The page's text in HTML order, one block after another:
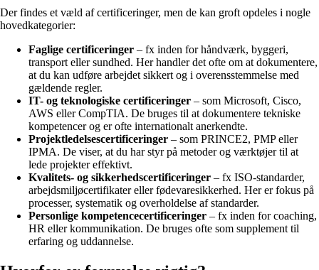
Der findes et væld af certificeringer, men de kan groft opdeles i nogle
hovedkategorier:
Faglige certificeringer – fx inden for håndværk, byggeri,
transport eller sundhed. Her handler det ofte om at dokumentere,
at du kan udføre arbejdet sikkert og i overensstemmelse med
gældende regler.
IT- og teknologiske certificeringer – som Microsoft, Cisco,
AWS eller CompTIA. De bruges til at dokumentere tekniske
kompetencer og er ofte internationalt anerkendte.
Projektledelsescertificeringer – som PRINCE2, PMP eller
IPMA. De viser, at du har styr på metoder og værktøjer til at
lede projekter effektivt.
Kvalitets- og sikkerhedscertificeringer – fx ISO-standarder,
arbejdsmiljøcertifikater eller fødevaresikkerhed. Her er fokus på
processer, systematik og overholdelse af standarder.
Personlige kompetencecertificeringer – fx inden for coaching,
HR eller kommunikation. De bruges ofte som supplement til
erfaring og uddannelse.